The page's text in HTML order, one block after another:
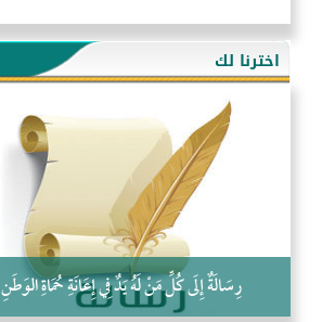
هذه سبيلنا فماذا تنقمون؟!
أُسُـسُ بَـيْـتِ الـمُسْـلِمِ
التَّعْلِيمُ القُرْآنِي
كلمة إلى إخواني السلفيين في الجزائر
اخترنا لك
رِسَالَةٌ إِلَى كُلِّ مَنْ لَهُ يَدٌ فِي إِعَانَةِ حُمَاةِ الوَطَنِ